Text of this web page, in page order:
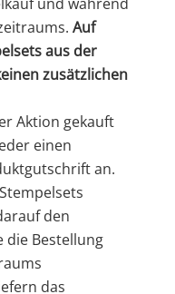
Auf
aus der
zusätzlichen
Aktion gekauft
einen
an.
den
die Bestellung
das